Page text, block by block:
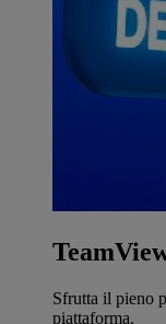
Sfrutta il pieno
piattaforma.